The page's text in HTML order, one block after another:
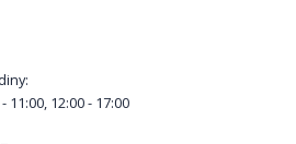
11:00, 12:00 - 17:00